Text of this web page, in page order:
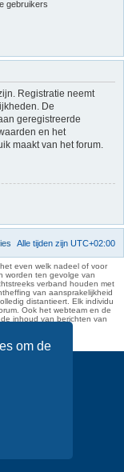
om de
gebruikers
Registratie neemt
De
geregistreerde
en het
maakt van het forum.
Alle tijden zijn UTC+02:00
even welk nadeel of voor
worden ten gevolge van
verband houden met
van aansprakelijkheid
distantieert. Elk individu
Ook het webteam en de
inhoud van berichten van